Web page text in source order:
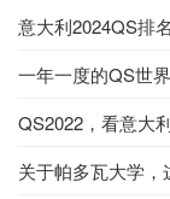
意大利2024QS排
联第一
一年一度的QS世
表现如何吧
QS2022，看意大
关于帕多瓦大学，